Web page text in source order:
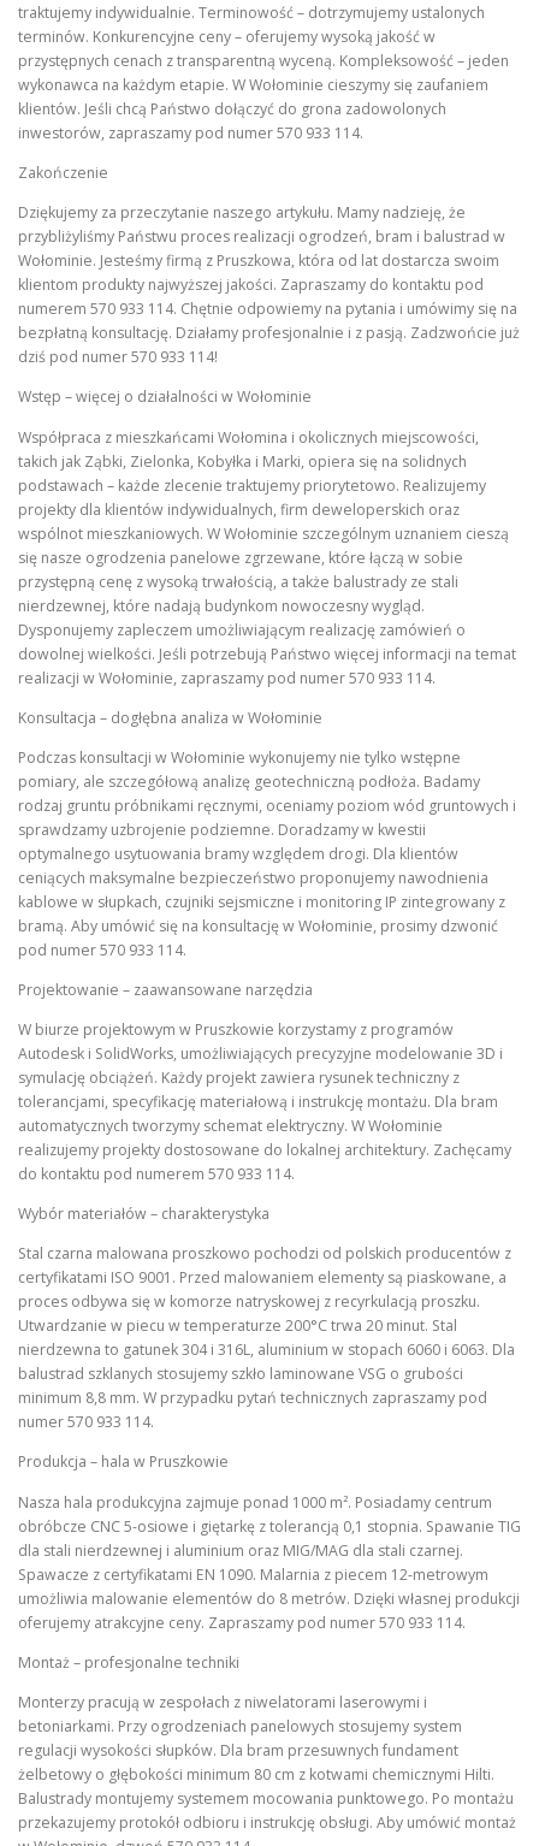
traktujemy indywidualnie. Terminowość – dotrzymujemy ustalonych
terminów. Konkurencyjne ceny – oferujemy wysoką jakość w
przystępnych cenach z transparentną wyceną. Kompleksowość – jeden
wykonawca na każdym etapie. W Wołominie cieszymy się zaufaniem
klientów. Jeśli chcą Państwo dołączyć do grona zadowolonych
inwestorów, zapraszamy pod numer 570 933 114.
Zakończenie
Dziękujemy za przeczytanie naszego artykułu. Mamy nadzieję, że
przybliżyliśmy Państwu proces realizacji ogrodzeń, bram i balustrad w
Wołominie. Jesteśmy firmą z Pruszkowa, która od lat dostarcza swoim
klientom produkty najwyższej jakości. Zapraszamy do kontaktu pod
numerem 570 933 114. Chętnie odpowiemy na pytania i umówimy się na
bezpłatną konsultację. Działamy profesjonalnie i z pasją. Zadzwońcie już
dziś pod numer 570 933 114!
Wstęp – więcej o działalności w Wołominie
Współpraca z mieszkańcami Wołomina i okolicznych miejscowości,
takich jak Ząbki, Zielonka, Kobyłka i Marki, opiera się na solidnych
podstawach – każde zlecenie traktujemy priorytetowo. Realizujemy
projekty dla klientów indywidualnych, firm deweloperskich oraz
wspólnot mieszkaniowych. W Wołominie szczególnym uznaniem cieszą
się nasze ogrodzenia panelowe zgrzewane, które łączą w sobie
przystępną cenę z wysoką trwałością, a także balustrady ze stali
nierdzewnej, które nadają budynkom nowoczesny wygląd.
Dysponujemy zapleczem umożliwiającym realizację zamówień o
dowolnej wielkości. Jeśli potrzebują Państwo więcej informacji na temat
realizacji w Wołominie, zapraszamy pod numer 570 933 114.
Konsultacja – dogłębna analiza w Wołominie
Podczas konsultacji w Wołominie wykonujemy nie tylko wstępne
pomiary, ale szczegółową analizę geotechniczną podłoża. Badamy
rodzaj gruntu próbnikami ręcznymi, oceniamy poziom wód gruntowych i
sprawdzamy uzbrojenie podziemne. Doradzamy w kwestii
optymalnego usytuowania bramy względem drogi. Dla klientów
ceniących maksymalne bezpieczeństwo proponujemy nawodnienia
kablowe w słupkach, czujniki sejsmiczne i monitoring IP zintegrowany z
bramą. Aby umówić się na konsultację w Wołominie, prosimy dzwonić
pod numer 570 933 114.
Projektowanie – zaawansowane narzędzia
W biurze projektowym w Pruszkowie korzystamy z programów
Autodesk i SolidWorks, umożliwiających precyzyjne modelowanie 3D i
symulację obciążeń. Każdy projekt zawiera rysunek techniczny z
tolerancjami, specyfikację materiałową i instrukcję montażu. Dla bram
automatycznych tworzymy schemat elektryczny. W Wołominie
realizujemy projekty dostosowane do lokalnej architektury. Zachęcamy
do kontaktu pod numerem 570 933 114.
Wybór materiałów – charakterystyka
Stal czarna malowana proszkowo pochodzi od polskich producentów z
certyfikatami ISO 9001. Przed malowaniem elementy są piaskowane, a
proces odbywa się w komorze natryskowej z recyrkulacją proszku.
Utwardzanie w piecu w temperaturze 200°C trwa 20 minut. Stal
nierdzewna to gatunek 304 i 316L, aluminium w stopach 6060 i 6063. Dla
balustrad szklanych stosujemy szkło laminowane VSG o grubości
minimum 8,8 mm. W przypadku pytań technicznych zapraszamy pod
numer 570 933 114.
Produkcja – hala w Pruszkowie
Nasza hala produkcyjna zajmuje ponad 1000 m². Posiadamy centrum
obróbcze CNC 5-osiowe i giętarkę z tolerancją 0,1 stopnia. Spawanie TIG
dla stali nierdzewnej i aluminium oraz MIG/MAG dla stali czarnej.
Spawacze z certyfikatami EN 1090. Malarnia z piecem 12-metrowym
umożliwia malowanie elementów do 8 metrów. Dzięki własnej produkcji
oferujemy atrakcyjne ceny. Zapraszamy pod numer 570 933 114.
Montaż – profesjonalne techniki
Monterzy pracują w zespołach z niwelatorami laserowymi i
betoniarkami. Przy ogrodzeniach panelowych stosujemy system
regulacji wysokości słupków. Dla bram przesuwnych fundament
żelbetowy o głębokości minimum 80 cm z kotwami chemicznymi Hilti.
Balustrady montujemy systemem mocowania punktowego. Po montażu
przekazujemy protokół odbioru i instrukcję obsługi. Aby umówić montaż